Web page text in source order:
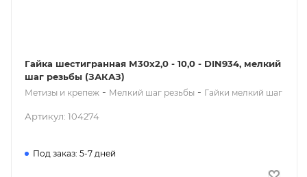
Гайка шестигранная М30x2,0 - 10,0 - DIN934, мелкий
шаг резьбы (ЗАКАЗ)
Метизы и крепеж - Мелкий шаг резьбы - Гайки мелкий шаг
Артикул: 104274
Под заказ: 5-7 дней